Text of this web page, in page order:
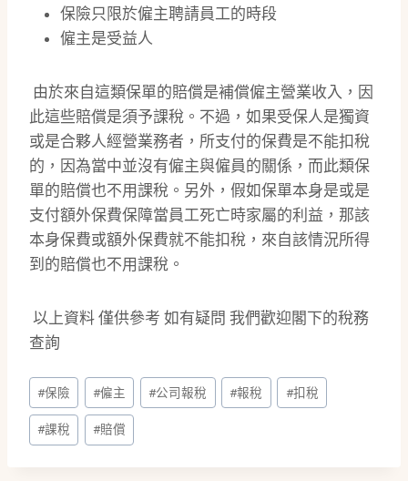
保險只限於僱主聘請員工的時段
僱主是受益人
由於來自這類保單的賠償是補償僱主營業收入，因
此這些賠償是須予課稅。不過，如果受保人是獨資
或是合夥人經營業務者，所支付的保費是不能扣稅
的，因為當中並沒有僱主與僱員的關係，而此類保
單的賠償也不用課稅。另外，假如保單本身是或是
支付額外保費保障當員工死亡時家屬的利益，那該
本身保費或額外保費就不能扣稅，來自該情況所得
到的賠償也不用課稅。
以上資料 僅供參考 如有疑問 我們歡迎閣下的稅務
查詢
Post
Tags:
#保險 #僱主 #公司報稅 #報稅 #扣稅
#課稅 #賠償